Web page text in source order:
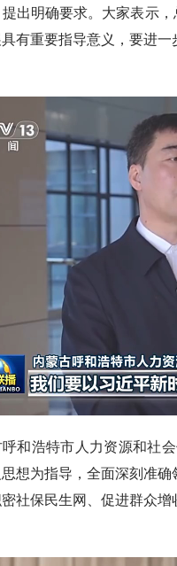
出明确要求。大家表示
有重要指导意义，要进
和浩特市人力资源和社
想为指导，全面深刻准
社保民生网、促进群众